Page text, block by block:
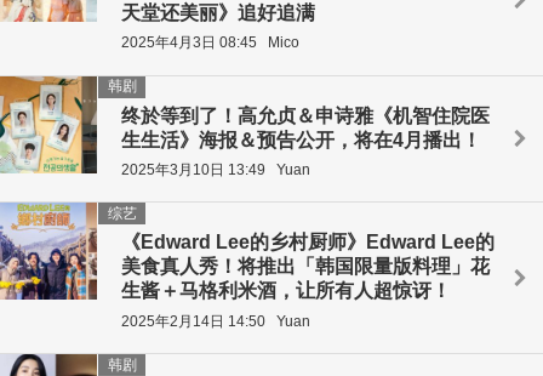
天堂还美丽》追好追满
2025年4月3日 08:45 Mico
终於等到了！高允贞＆申诗雅《机智住院医
生生活》海报＆预告公开，将在4月播出！
韩剧
2025年3月10日 13:49 Yuan
《Edward Lee的乡村厨师》Edward Lee的
美食真人秀！将推出「韩国限量版料理」花
生酱＋马格利米酒，让所有人超惊讶！
综艺
2025年2月14日 14:50 Yuan
韩剧